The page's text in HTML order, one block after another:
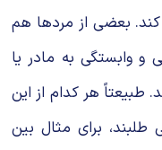
کند. بعضی از مردها هم
و وابستگی به مادر یا
طبیعتاً هر کدام از این
برای مثال بین